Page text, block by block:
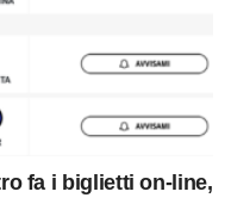
fa i biglietti on-line,